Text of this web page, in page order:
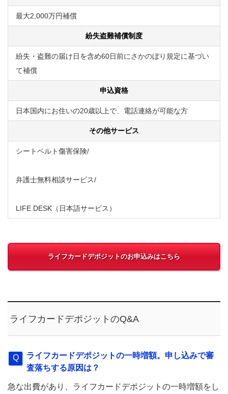
最大2,000万円補償
紛失盗難補償制度
紛失・盗難の届け日を含め60日前にさかのぼり規定に基づい
て補償
申込資格
日本国内にお住いの20歳以上で、電話連絡が可能な方
その他サービス
シートベルト傷害保険/
弁護士無料相談サービス/
LIFE DESK（日本語サービス）
ライフカードデポジットのお申込みはこちら
ライフカードデポジットのQ&A
ライフカードデポジットの一時増額。申し込みで審
査落ちする原因は？
急な出費があり、ライフカードデポジットの一時増額をし